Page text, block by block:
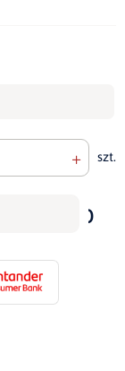
+ szt.
do